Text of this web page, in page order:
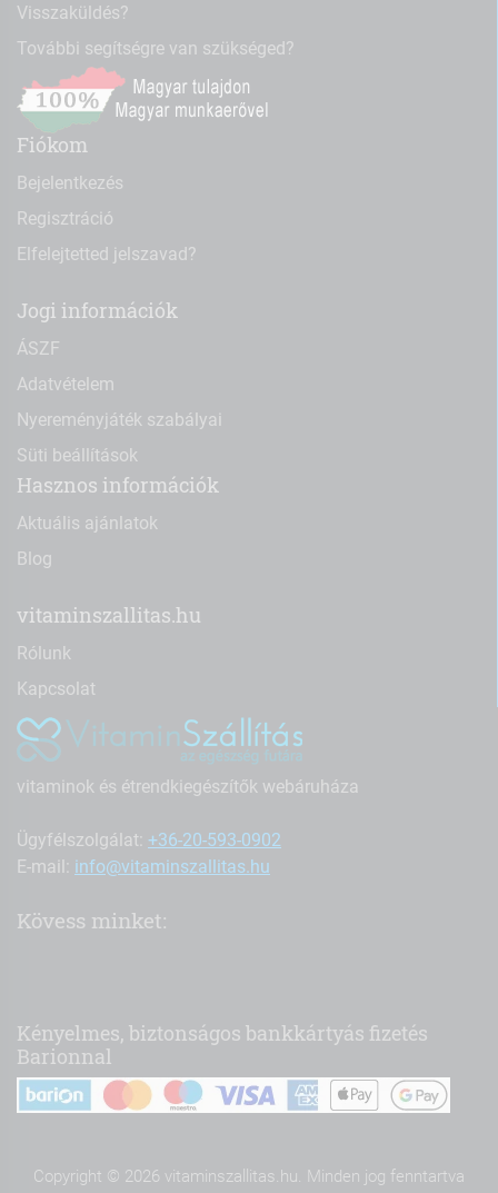
Visszaküldés?
További segítségre van szükséged?
Fiókom
Bejelentkezés
Regisztráció
Elfelejtetted jelszavad?
Jogi információk
ÁSZF
Adatvételem
Nyereményjáték szabályai
Süti beállítások
Hasznos információk
Aktuális ajánlatok
Blog
vitaminszallitas.hu
Rólunk
Kapcsolat
vitaminok és étrendkiegészítők webáruháza
Ügyfélszolgálat: +36-20-593-0902
E-mail: info@vitaminszallitas.hu
Kövess minket:
Kényelmes, biztonságos bankkártyás fizetés
Barionnal
Copyright © 2026 vitaminszallitas.hu. Minden jog fenntartva